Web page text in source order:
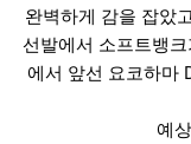
완벽하게 감을 잡았
선발에서 소프트뱅
에서 앞선 요코하마
예